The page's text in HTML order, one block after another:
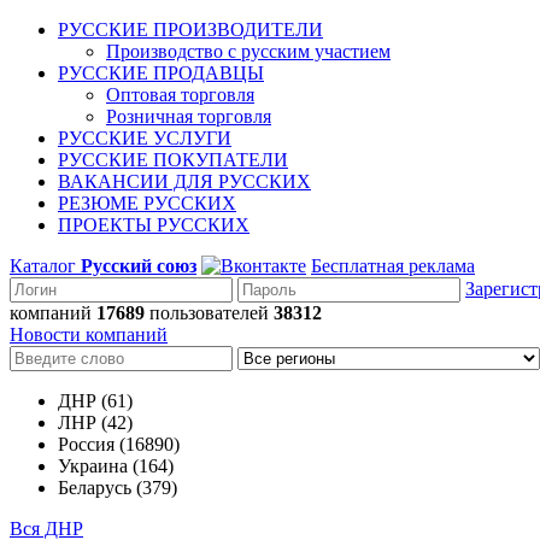
РУССКИЕ ПРОИЗВОДИТЕЛИ
Производство с русским участием
РУССКИЕ ПРОДАВЦЫ
Оптовая торговля
Розничная торговля
РУССКИЕ УСЛУГИ
РУССКИЕ ПОКУПАТЕЛИ
ВАКАНСИИ ДЛЯ РУССКИХ
РЕЗЮМЕ РУССКИХ
ПРОЕКТЫ РУССКИХ
Каталог Русский союз
Бесплатная реклама
компаний 17689 пользователей 38312
Новости компаний
ДНР (61)
ЛНР (42)
Россия (16890)
Украина (164)
Беларусь (379)
Вся ДНР